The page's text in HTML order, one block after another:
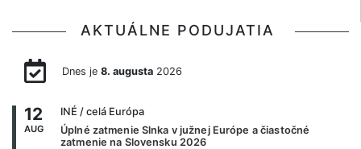
AKTUÁLNE PODUJATIA
Dnes je 8. augusta2026
12
AUG
INÉ / celá Európa
Úplné zatmenie Slnka v južnej Európe a čiastočné
zatmenie na Slovensku 2026